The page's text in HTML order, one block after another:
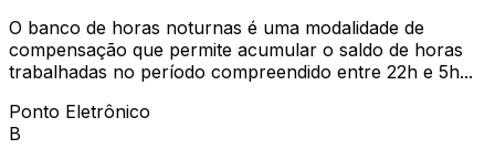
O banco de horas noturnas é uma modalidade de
compensação que permite acumular o saldo de horas
trabalhadas no período compreendido entre 22h e 5h...
Ponto Eletrônico
B